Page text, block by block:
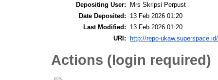
Depositing User:
Mrs Skripsi Perpust
Date Deposited:
13 Feb 2026 01:20
Last Modified:
13 Feb 2026 01:20
URI:
http://repo-
Actions (login required)